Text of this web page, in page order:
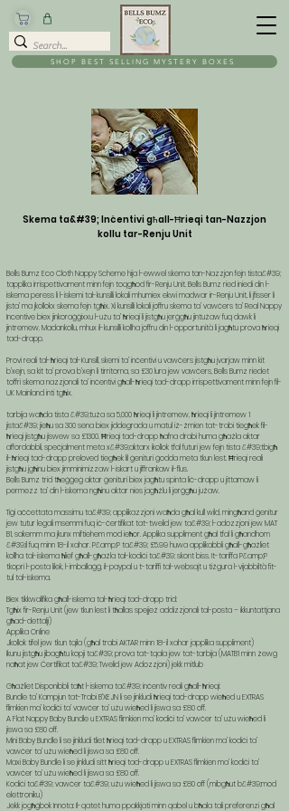
SHOP BEST SELLING MYSTERY BOXES
Skema ta&#39; Inċentivi għall-Ħrieqi tan-Nazzjon
kollu tar-Renju Unit
Bells Bumz Eco Cloth Nappy Scheme hija l-ewwel skema tan-Nazzjon fejn tista&#39;
tapplika irrispettivament minn fejn toqgħod fir-Renju Unit. Bells Bumz ried iniedi din l-
iskema peress li l-iskemi tal-kunsilli lokali mhumiex ekwi madwar ir-Renju Unit, li jfisser li
jista’ ma jkollokx skema fejn tgħix. Xi kunsilli lokali joffru skema ta’ vawċers ta’ Real Nappy
Incentive biex jinkoraġġixxu l-użu ta’ ħrieqi li jistgħu jerġgħu jintużaw fuq dawk li
jintremew. Madankollu, mhux il-kunsilli kollha joffru din l-opportunità li jagħtu prova ħrieqi
tad-drapp.
Provi reali tal-ħrieqi tal-Kunsill, skemi ta’ inċentivi u vawċers jistgħu jvarjaw minn kit
b’xejn, sa kit ta’ prova b’xejn li tirritorna, sa £30 lura jew vawċers, Bells Bumz riedet
toffri skema nazzjonali ta’ inċentivi għall-ħrieqi tad-drapp irrispettivament minn fejn fil-
UK Mainland inti tgħix.
tarbija waħda tista &#39;tuża sa 5,000 ħrieqi li jintremew, ħrieqi li jintremew 1
jista&#39; jieħu sa 300 sena biex jiddegrada u matul iż-żmien tat-trabi tiegħek fil-
ħrieqi jistgħu jiswew sa £1300. Ħrieqi tad-drapp ħafna drabi huma għażla aktar
affordabbli, speċjalment meta x&#39;aktarx ikollok tfal futuri jew fejn tista &#39;tbigħ
il-ħrieqi tad-drapp preloved tiegħek lil ġenituri ġodda meta tkun lest. Ħrieqi reali
jistgħu jgħinu biex jimminimizzaw l-iskart u jiffrankaw il-flus.
Bells Bumz trid tħeġġeġ aktar ġenituri biex jagħtu spinta liċ-drapp u jittamaw li
permezz ta’ din l-iskema ngħinu aktar nies jagħżlu li jerġgħu jużaw.
Tiġi aċċettata massimu ta&#39; applikazzjoni waħda għal kull wild, mingħand ġenitur
jew tutur legali msemmi fuq iċ-ċertifikat tat-twelid jew ta&#39; l-adozzjoni jew MAT
B1, sakemm ma jkunx miftiehem mod ieħor.Applika suppliment għal tfal li għandhom
&#39;il fuq minn 18-il xahar.P&amp;P ta&#39; £5.99 huwa applikabbli għall-għażliet
kollha tal-iskema ħlief għall-għażla tal-kodiċi ta&#39; skont biss. It-tariffa P&amp;P
tkopri l-posta lilek, l-imballaġġ, il-paypal u t-tariffi tal-websajt u tiżgura l-vijabbiltà fit-
tul tal-iskema.
Biex tikkwalifika għall-iskema tal-ħrieqi tad-drapp trid:
Tgħix fir-Renju Unit (jew tkun lest li tħallas spejjeż addizzjonali tal-posta – ikkuntattjana
għad-dettalji)
Applika Online
Jkollok tifel jew tkun tqila (għal trabi AKTAR minn 18-il xahar japplika suppliment)
Ikunu jistgħu jibagħtu kopji ta&#39; prova tat-tqala jew tat-tarbija (MATB1 minn żewġ
naħat jew Ċertifikat ta&#39; Twelid jew Adozzjoni) jekk mitlub
Għażliet Disponibbli taħt l-iskema ta&#39; inċentiv reali għall-ħrieqi:
Bundle ta’ Kampjun tat-Trabi B’XEJN li se jinkludi ħrieqi tad-drapp wieħed u EXTRAS
flimkien ma’ kodiċi ta’ vawċer ta’ użu wieħed li jiswa sa £80 off.
A Flat Nappy Baby Bundle u EXTRAS flimkien ma’ kodiċi ta’ vawċer ta’ użu wieħed li
jiswa sa £80 off.
Mini Baby Bundle li se jinkludi tliet ħrieqi tad-drapp u EXTRAS flimkien ma’ kodiċi ta’
vawċer ta’ użu wieħed li jiswa sa £80 off.
Maxi Baby Bundle li se jinkludi sitt ħrieqi tad-drapp u EXTRAS flimkien ma’ kodiċi ta’
vawċer ta’ użu wieħed li jiswa sa £80 off.
Kodiċi ta&#39; vawċer ta&#39; użu wieħed li jiswa sa £80 off (mibgħut b&#39;mod
elettroniku)
Jekk jogħġbok Innota: Il-qatet huma ppakkjati minn qabel u bħala tali preferenzi għal